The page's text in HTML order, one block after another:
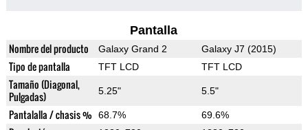
Pantalla
Nombre del producto Galaxy Grand 2 Galaxy J7 (2015)
Tipo de pantalla TFT LCD TFT LCD
Tamaño (Diagonal,
Pulgadas)
5.25" 5.5"
Pantalalla / chasis % 68.7% 69.6%